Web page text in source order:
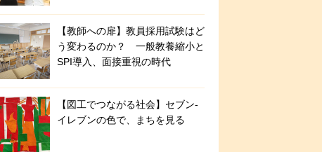
【教師への扉】教員採用試験はど
う変わるのか？ 一般教養縮小と
SPI導入、面接重視の時代
【図工でつながる社会】セブン‐
イレブンの色で、まちを見る